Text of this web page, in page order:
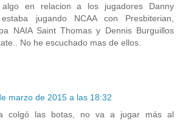
en relacion a los jugadores Danny
jugando NCAA con Presbiterian,
NAIA Saint Thomas y Dennis Burguillos
No he escuchado mas de ellos.
marzo de 2015 a las 18:32
colgó las botas, no va a jugar más al